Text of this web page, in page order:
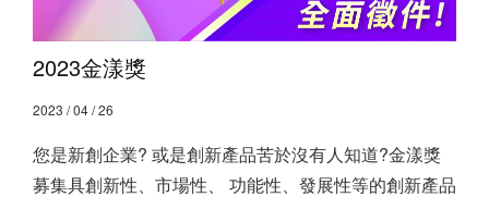
2023金漾獎
2023 / 04 / 26
您是新創企業? 或是創新產品苦於沒有人知道? ​ 金漾獎
募集具創新性、市場性、 功能性、發展性等的創新產品